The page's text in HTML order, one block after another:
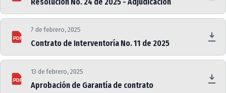
PDF
7 de febrero, 2025
Contrato de Interventoría No. 11 de 2025
PDF
13 de febrero, 2025
Aprobación de Garantía de contrato